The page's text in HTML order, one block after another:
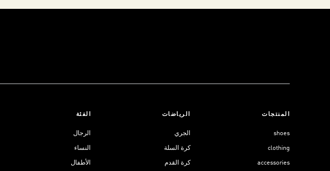
المنتجات
shoes
clothing
accessories
الرياضات
الجري
كرة السلة
كرة القدم
الفئة
الرجال
النساء
الأطفال